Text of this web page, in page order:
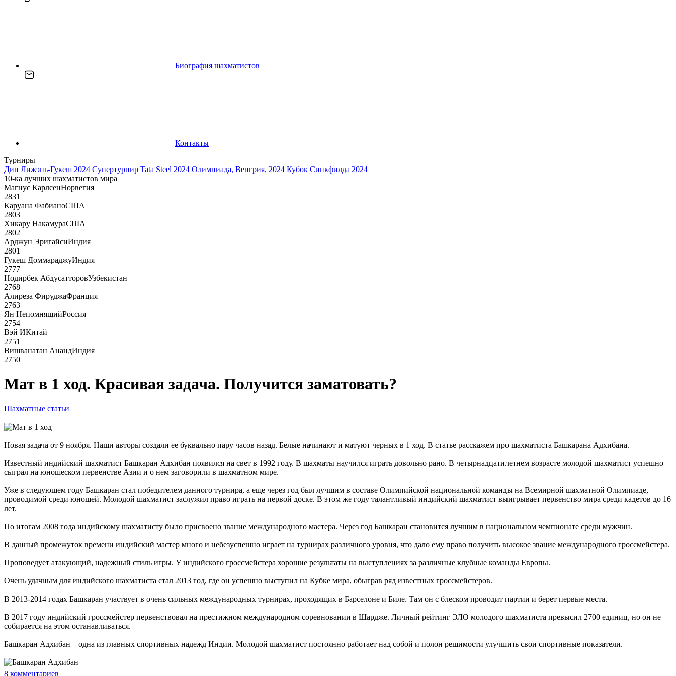
Биография шахматистов
Контакты
Турниры
Дин Лижэнь-Гукеш 2024 Супертурнир Tata Steel 2024 Олимпиада, Венгрия, 2024 Кубок Синкфилда 2024
10-ка лучших шахматистов мира
Магнус КарлсенНорвегия
2831
Каруана ФабианоСША
2803
Хикару НакамураСША
2802
Арджун ЭригайсиИндия
2801
Гукеш ДоммараджуИндия
2777
Нодирбек АбдусатторовУзбекистан
2768
Алиреза ФируджаФранция
2763
Ян НепомнящийРоссия
2754
Вэй ИКитай
2751
Вишванатан АнандИндия
2750
Мат в 1 ход. Красивая задача. Получится заматовать?
Шахматные статьи
Новая задача от 9 ноября. Наши авторы создали ее буквально пару часов назад. Белые начинают и матуют черных в 1 ход. В статье расскажем про шахматиста Башкарана Адхибана.
Известный индийский шахматист Башкаран Адхибан появился на свет в 1992 году. В шахматы научился играть довольно рано. В четырнадцатилетнем возрасте молодой шахматист успешно
сыграл на юношеском первенстве Азии и о нем заговорили в шахматном мире.
Уже в следующем году Башкаран стал победителем данного турнира, а еще через год был лучшим в составе Олимпийской национальной команды на Всемирной шахматной Олимпиаде,
проводимой среди юношей. Молодой шахматист заслужил право играть на первой доске. В этом же году талантливый индийский шахматист выигрывает первенство мира среди кадетов до 16
лет.
По итогам 2008 года индийскому шахматисту было присвоено звание международного мастера. Через год Башкаран становится лучшим в национальном чемпионате среди мужчин.
В данный промежуток времени индийский мастер много и небезуспешно играет на турнирах различного уровня, что дало ему право получить высокое звание международного гроссмейстера.
Проповедует атакующий, надежный стиль игры. У индийского гроссмейстера хорошие результаты на выступлениях за различные клубные команды Европы.
Очень удачным для индийского шахматиста стал 2013 год, где он успешно выступил на Кубке мира, обыграв ряд известных гроссмейстеров.
В 2013-2014 годах Башкаран участвует в очень сильных международных турнирах, проходящих в Барселоне и Биле. Там он с блеском проводит партии и берет первые места.
В 2017 году индийский гроссмейстер первенствовал на престижном международном соревновании в Шардже. Личный рейтинг ЭЛО молодого шахматиста превысил 2700 единиц, но он не
собирается на этом останавливаться.
Башкаран Адхибан – одна из главных спортивных надежд Индии. Молодой шахматист постоянно работает над собой и полон решимости улучшить свои спортивные показатели.
8 комментариев